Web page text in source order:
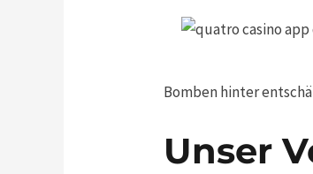
Bomben hinter
Unser